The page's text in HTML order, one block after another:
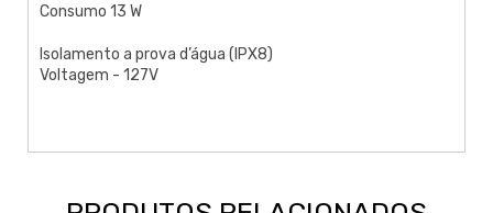
Consumo 13 W
Isolamento a prova d’água (IPX8)
Voltagem - 127V